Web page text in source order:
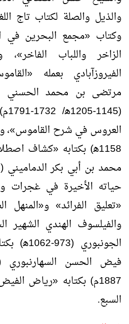
والذيل والصلة لكتاب تاج
وكتاب «مجمع البحرين في
الزاخر واللباب
الفيروزآبادي بعمله
مرتضى بن محمد الحسني
العروس في شرح القاموس»،
1158ﻫ) بكتابه «كشاف
حياته الأخيرة في غجرات
«تعليق الفرائد» و«المنهل
والفيلسوف الهندي
1887م) بكتابه «رياض
السبع.